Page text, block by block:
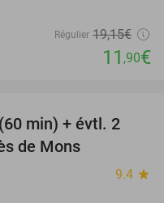
Régulier 19,15€
11 ,90€
34%
min) + évtl. 2
de Mons
9.4 star